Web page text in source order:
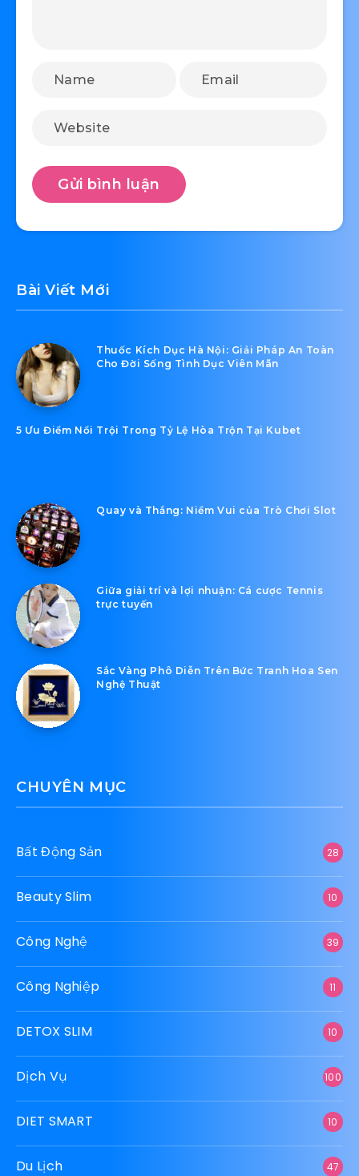
Bài Viết Mới
Thuốc Kích Dục Hà Nội: Giải Pháp An Toàn
Cho Đời Sống Tình Dục Viên Mãn
5 Ưu Điểm Nổi Trội Trong Tỷ Lệ Hòa Trộn Tại Kubet
Quay và Thắng: Niềm Vui của Trò Chơi Slot
Giữa giải trí và lợi nhuận: Cá cược Tennis
trực tuyến
Sắc Vàng Phô Diễn Trên Bức Tranh Hoa Sen
Nghệ Thuật
CHUYÊN MỤC
Bất Động Sản 28
Beauty Slim 10
Công Nghệ 39
Công Nghiệp 11
DETOX SLIM 10
Dịch Vụ 100
DIET SMART 10
Du Lịch 47